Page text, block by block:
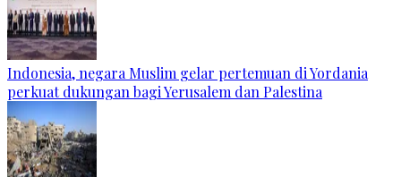
Indonesia, negara Muslim gelar pertemuan di Yordania
perkuat dukungan bagi Yerusalem dan Palestina